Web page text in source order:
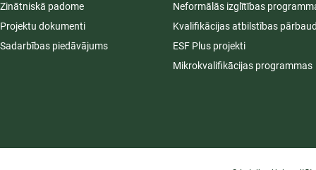
Zinātniskā padome
Projektu dokumenti
Sadarbības piedāvājums
Neformālās izglītības
Kvalifikācijas atbilstības
ESF Plus projekti
Mikrokvalifikācijas programmas